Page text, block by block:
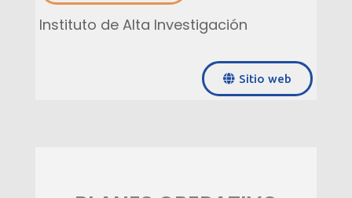
Instituto de Alta Investigación
Sitio web